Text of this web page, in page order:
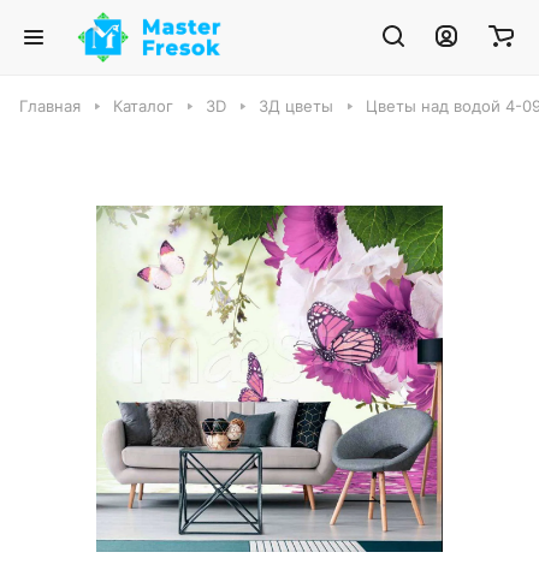
Главная Каталог 3D 3Д цветы Цветы над водой 4-